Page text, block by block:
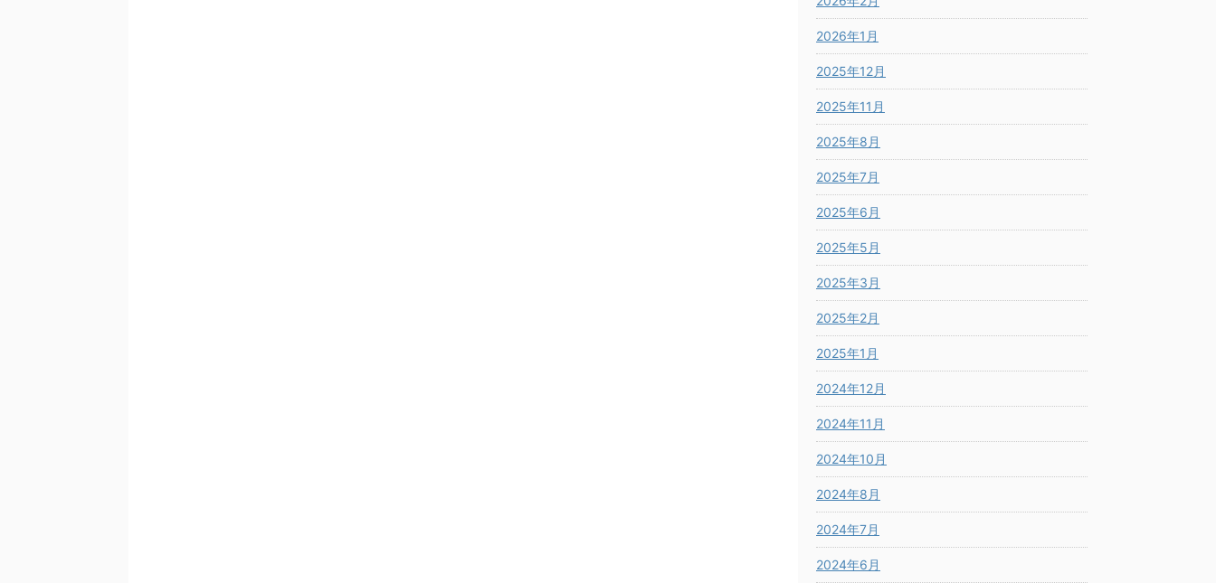
2026年1月
2025年12月
2025年11月
2025年8月
2025年7月
2025年6月
2025年5月
2025年3月
2025年2月
2025年1月
2024年12月
2024年11月
2024年10月
2024年8月
2024年7月
2024年6月